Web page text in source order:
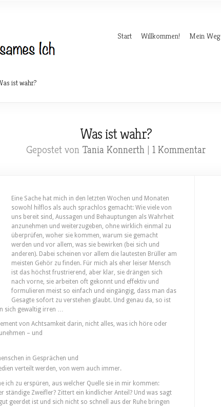
Start Willkommen! Mein Weg
ist wahr?
Was ist wahr?
Gepostet von Tania Konnerth | 1 Kommentar
Eine Sache hat mich in den letzten Wochen und Monaten
sowohl hilflos als auch sprachlos gemacht: Wie viele von
uns bereit sind, Aussagen und Behauptungen als Wahrheit
anzunehmen und weiterzugeben, ohne wirklich einmal zu
überprüfen, woher sie kommen, warum sie gemacht
werden und vor allem, was sie bewirken (bei sich und
anderen). Dabei scheinen vor allem die lautesten Brüller am
meisten Gehör zu finden. Für mich als eher leiser Mensch
ist das höchst frustrierend, aber klar, sie drängen sich
nach vorne, sie arbeiten oft gekonnt und effektiv und
formulieren meist so einfach und eingängig, dass man das
Gesagte sofort zu verstehen glaubt. Und genau da, so ist
sich gewaltig irren …
von Achtsamkeit darin, nicht alles, was ich höre oder
– und
in Gesprächen und
verteilt werden, von wem auch immer.
ich zu erspüren, aus welcher Quelle sie in mir kommen:
ständige Zweifler? Zittert ein kindlicher Anteil? Und was sagt
geerdet ist und sich nicht so schnell aus der Ruhe bringen